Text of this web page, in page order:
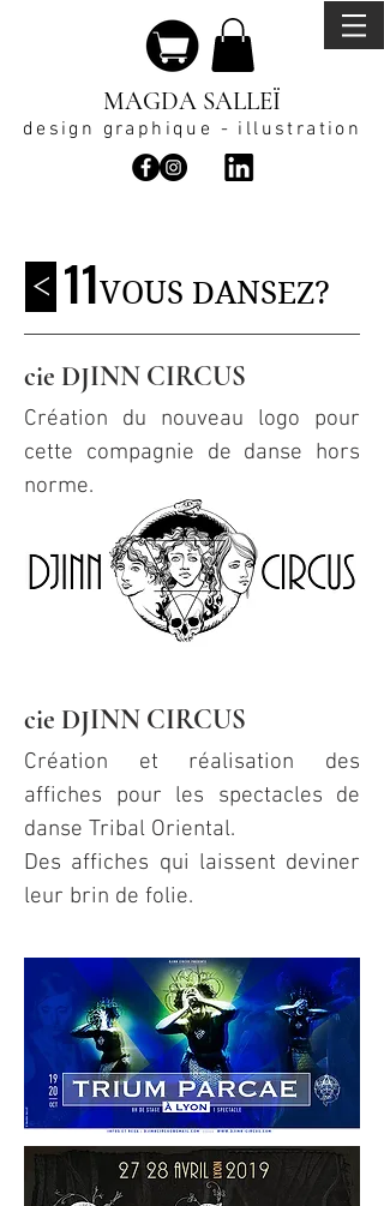
MAGDA SALLEÏ
design graphique - illustration
< 11VOUS DANSEZ?
cie DJINN CIRCUS
Création du nouveau logo pour
cette compagnie de danse hors
norme.
cie DJINN CIRCUS
Création et réalisation des
affiches pour les spectacles de
danse Tribal Oriental.
Des affiches qui laissent deviner
leur brin de folie.